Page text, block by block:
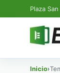
Plaza
Inicio›